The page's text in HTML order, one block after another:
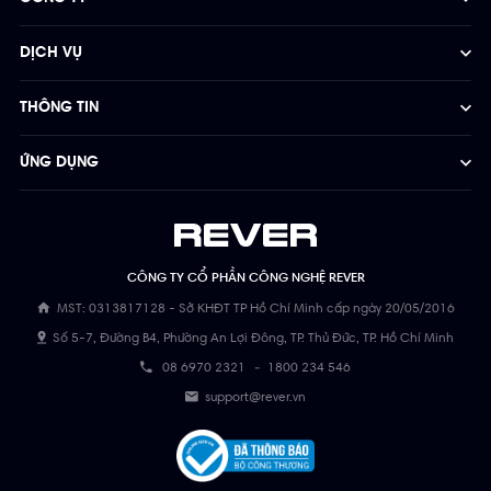
CÔNG TY CỔ PHẦN CÔNG NGHỆ REVER
MST: 0313817128 - Sở KHĐT TP Hồ Chí Minh cấp ngày 20/05/2016
Số 5-7, Đường B4, Phường An Lợi Đông, TP. Thủ Đức, TP. Hồ Chí Minh
08 6970 2321 - 1800 234 546
support@rever.vn
DỊCH VỤ
THÔNG TIN
ỨNG DỤNG